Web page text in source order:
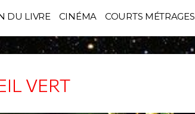
DU LIVRE CINÉMA COURTS MÉTRAGES
VERT